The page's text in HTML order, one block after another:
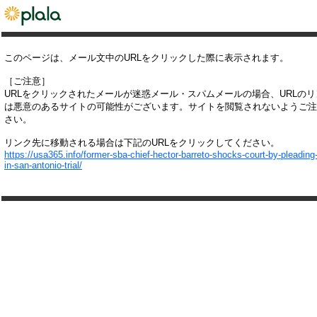
このページは、メール文中のURLをクリックした際に表示されます。
［ご注意］
URLをクリックされたメールが迷惑メール・スパムメールの場合、URLの
は悪意のあるサイトの可能性がございます。サイトを閲覧されないようご
さい。
リンク先に移動される場合は下記のURLをクリックしてください。
https://usa365.info/former-sba-chief-hector-barreto-shocks-court-by-
in-san-antonio-trial/